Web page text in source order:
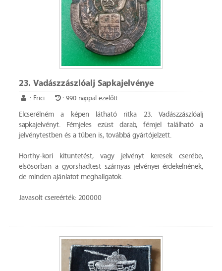
23. Vadászzászlóalj Sapkajelvénye
: Frici : 990 nappal ezelőtt
Elcserélném a képen látható ritka 23. Vadászzászlóalj
sapkajelvényt. Fémjeles ezüst darab, fémjel található a
jelvénytestben és a tűben is, továbbá gyártójelzett.
Horthy-kori kitüntetést, vagy jelvényt keresek cserébe,
elsősorban a gyorshadtest szárnyas jelvényei érdekelnének,
de minden ajánlatot meghallgatok.
Javasolt csereérték: 200000